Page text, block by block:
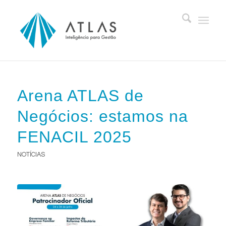
Arena ATLAS de
Negócios: estamos na
FENACIL 2025
NOTÍCIAS